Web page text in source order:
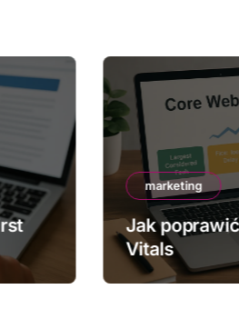
marketing
Jak
Vitals